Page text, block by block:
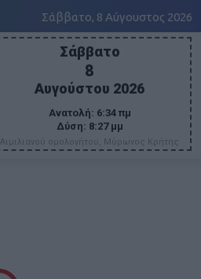
Σάββατο, 8 Αύγουστος 2026
Σάββατο
8
Αυγούστου 2026
Ανατολή: 6:34 πμ
Δύση: 8:27 μμ
Αιμιλιανού ομολογήτου, Μύρωνος Κρήτης